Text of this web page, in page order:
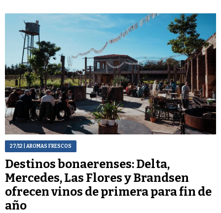
27/12 | AROMAS FRESCOS
Destinos bonaerenses: Delta,
Mercedes, Las Flores y Brandsen
ofrecen vinos de primera para fin de
año